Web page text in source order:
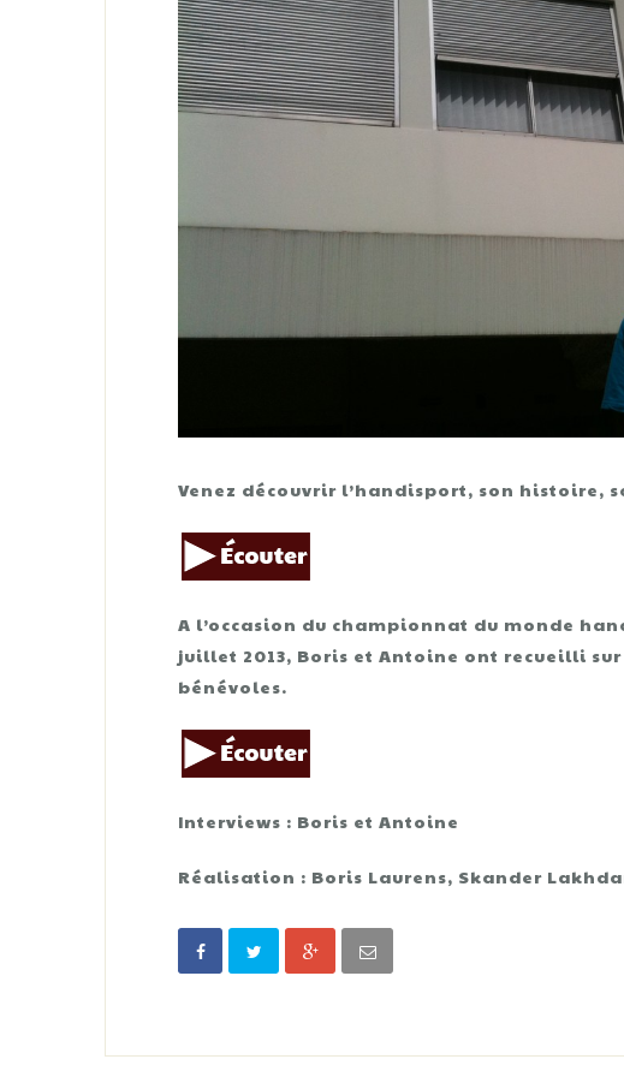
Venez découvrir l’handisport, son histoire,
A l’occasion du championnat du monde
juillet 2013, Boris et Antoine ont recueilli
bénévoles.
Interviews : Boris et Antoine
Réalisation : Boris Laurens, Skander